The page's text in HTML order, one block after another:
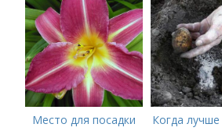
Место для посадки
Когда